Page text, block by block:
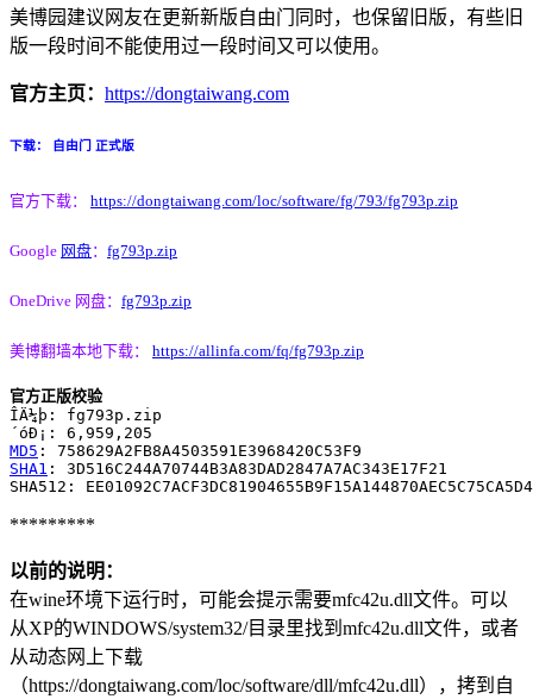
美博园建议网友在更新新版自由门同时，也保留旧版，有些旧
版一段时间不能使用过一段时间又可以使用。
官方主页： https://dongtaiwang.com
下载： 自由门 正式版
官方下载： https://dongtaiwang.com/loc/software/fg/793/fg793p.zip
Google 网盘： fg793p.zip
OneDrive 网盘： fg793p.zip
美博翻墙本地下载： https://allinfa.com/fq/fg793p.zip
官方正版校验
ÎÄ¼þ: fg793p.zip
MD5
SHA1 : 3D516C244A70744B3A83DAD2847A7AC343E17F21
*********
以前的说明：
在wine环境下运行时，可能会提示需要mfc42u.dll文件。可以
从XP的WINDOWS/system32/目录里找到mfc42u.dll文件，或者
从动态网上下载
（https://dongtaiwang.com/loc/software/dll/mfc42u.dll），拷到自